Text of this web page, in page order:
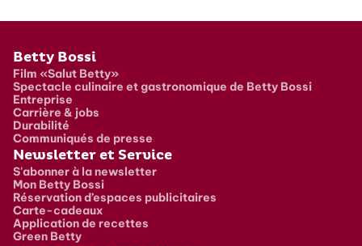
Pied de page
Betty Bossi
Film «Salut Betty»
Spectacle culinaire et gastronomique de Betty Bossi
Entreprise
Carrière & jobs
Durabilité
Communiqués de presse
Newsletter et Service
S'abonner à la newsletter
Mon Betty Bossi
Réservation d’espaces publicitaires
Carte-cadeaux
Application de recettes
Green Betty